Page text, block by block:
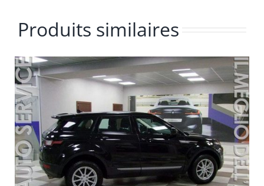
Produits similaires